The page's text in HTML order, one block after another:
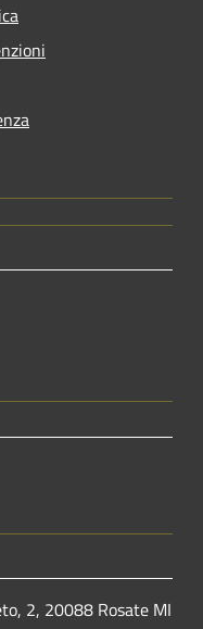
2, 20088 Rosate MI